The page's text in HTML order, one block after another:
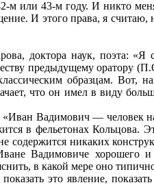
м или 43-м году. И никто
И этого права, я
доктора наук, поэта:
предыдущему оратору
образцам. Вот,
что он имел в виду
Вадимович — человек
в фельетонах
содержится никаких
Вадимовиче хорошего
в какой мере оно
это явление,